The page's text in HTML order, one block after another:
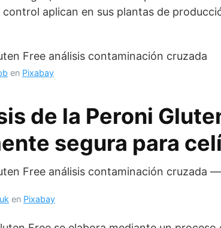
control aplican en sus plantas de
en Pixabay
de la Peroni
segura para
en Pixabay